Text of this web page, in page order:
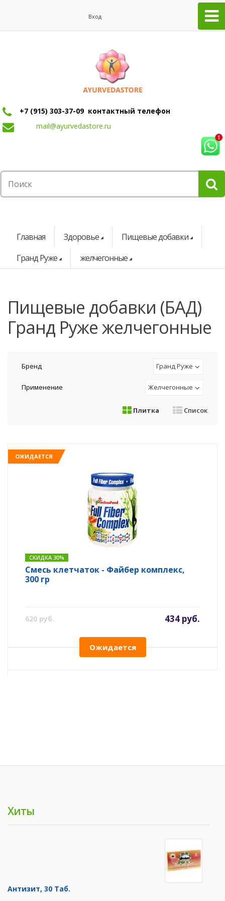
Вход
+7 (915) 303-37-09 контактный телефон
mail@ayurvedastore.ru
Главная Здоровье
Пищевые добавки
Гранд Руже
желчегонные
Пищевые добавки (БАД)
Гранд Руже желчегонные
Бренд Гранд Руже
Применение Желчегонные
Плитка Список
ОЖИДАЕТСЯ
СКИДКА 30%
Смесь клетчаток - Файбер комплекс,
300 гр
620 руб. 434 руб.
Ожидается
Хиты
Антизит, 30 Таб.